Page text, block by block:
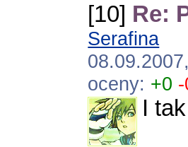
[10] Re:
Serafina
oceny: +0
I